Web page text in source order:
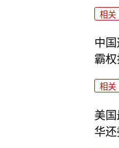
相关
中
霸
相关
美
华还